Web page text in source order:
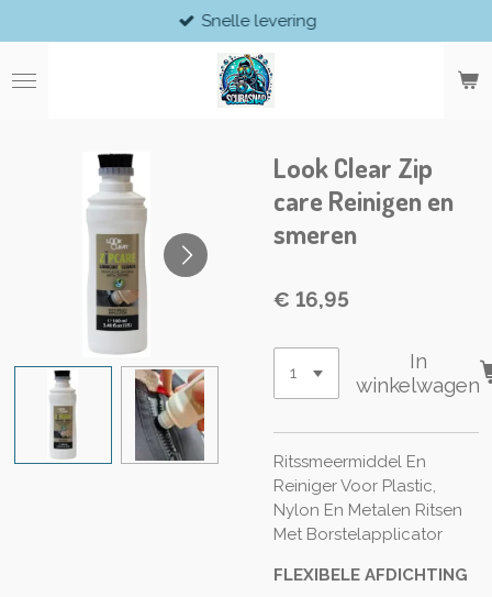
direct
naar
de
Snelle levering
Look Clear Zip
care Reinigen en
smeren
€ 16,95
In
winkelwagen
Ritssmeermiddel En
Reiniger Voor Plastic,
Nylon En Metalen Ritsen
Met Borstelapplicator
FLEXIBELE AFDICHTING